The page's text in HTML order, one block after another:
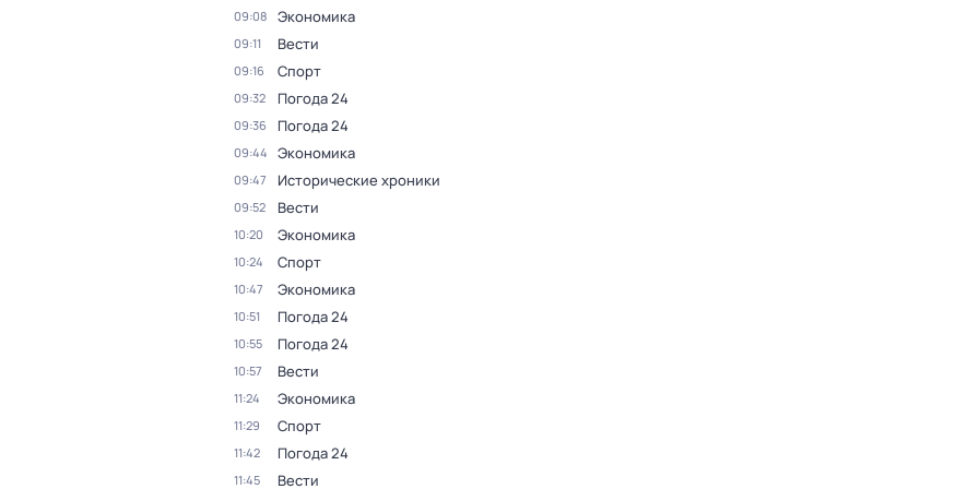
09:08 Экономика
09:11 Вести
09:16 Спорт
09:32 Погода 24
09:36 Погода 24
09:44 Экономика
09:47 Исторические хроники
09:52 Вести
10:20 Экономика
10:24 Спорт
10:47 Экономика
10:51 Погода 24
10:55 Погода 24
10:57 Вести
11:24 Экономика
11:29 Спорт
11:42 Погода 24
11:45 Вести